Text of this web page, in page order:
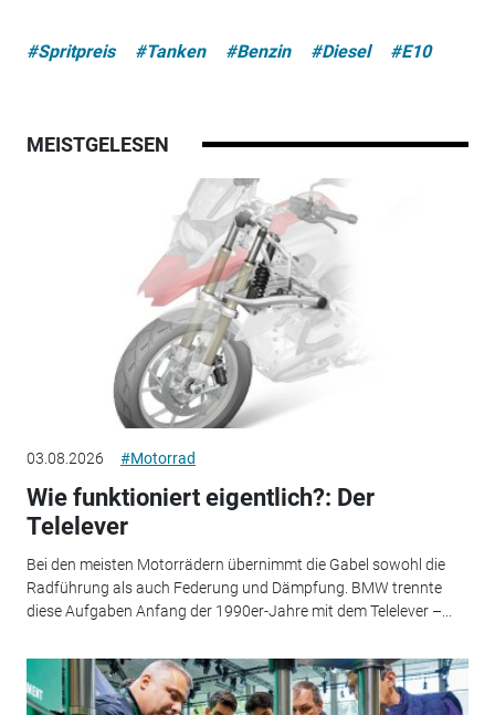
#Spritpreis #Tanken #Benzin #Diesel #E10
MEISTGELESEN
03.08.2026 #Motorrad
Wie funktioniert eigentlich?: Der
Telelever
Bei den meisten Motorrädern übernimmt die Gabel sowohl die
Radführung als auch Federung und Dämpfung. BMW trennte
diese Aufgaben Anfang der 1990er-Jahre mit dem Telelever –...